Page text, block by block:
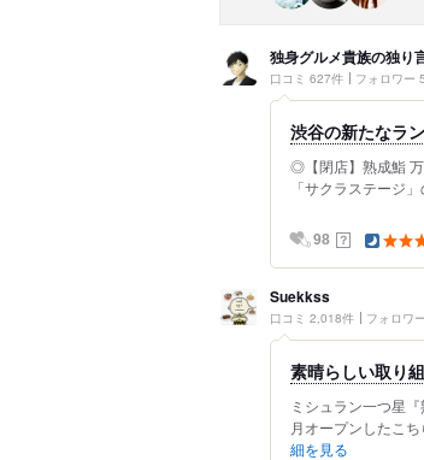
独身グルメ貴族の独り
口コミ 627件 フォロワー
渋谷の新たなラ
◎【閉店】熟成鮨
「サクラステージ
98 ？
Suekkss
口コミ 2,018件 フォロワ
素晴らしい取り
ミシュラン一つ星
月オープンしたこ
細を見る